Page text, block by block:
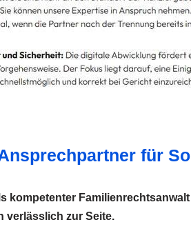
für
kompetenter
verlässlich zur Seite.